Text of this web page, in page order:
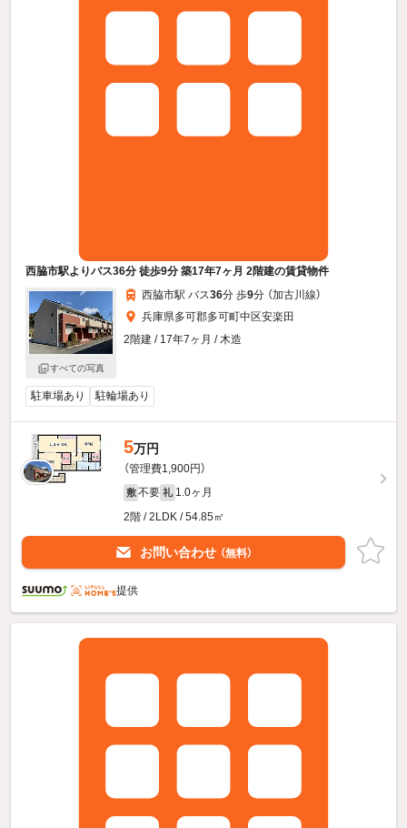
西脇市駅よりバス36分 徒歩9分 築17年7ヶ月 2階建の賃貸物件
すべての写真
西脇市駅 バス36分 歩9分 （加古川線）
兵庫県多可郡多可町中区安楽田
2階建 / 17年7ヶ月 / 木造
駐車場あり 駐輪場あり
5万円
（管理費1,900円）
敷 不要 礼 1.0ヶ月
2階 / 2LDK / 54.85㎡
お問い合わせ （無料）
提供